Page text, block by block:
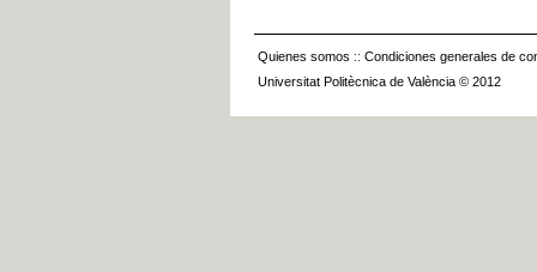
Quienes somos :: Condiciones generales de
Universitat Politècnica de València © 2012